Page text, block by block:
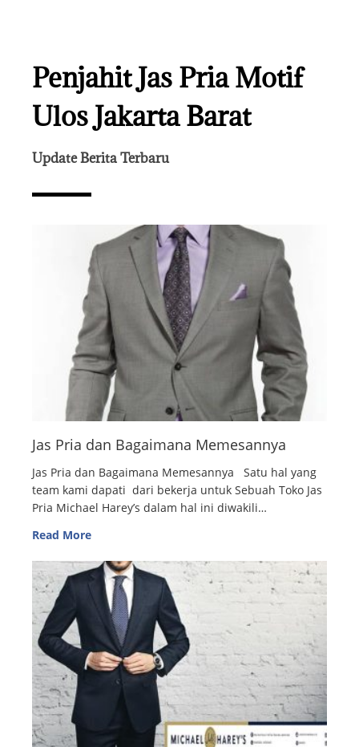
Penjahit Jas Pria Motif
Ulos Jakarta Barat
Update Berita Terbaru
Jas Pria dan Bagaimana Memesannya
Jas Pria dan Bagaimana Memesannya Satu hal yang
team kami dapati dari bekerja untuk Sebuah Toko Jas
Pria Michael Harey’s dalam hal ini diwakili…
Read More